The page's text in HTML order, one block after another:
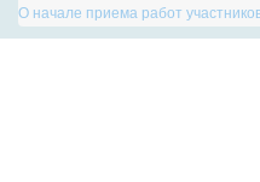
О начале приема работ